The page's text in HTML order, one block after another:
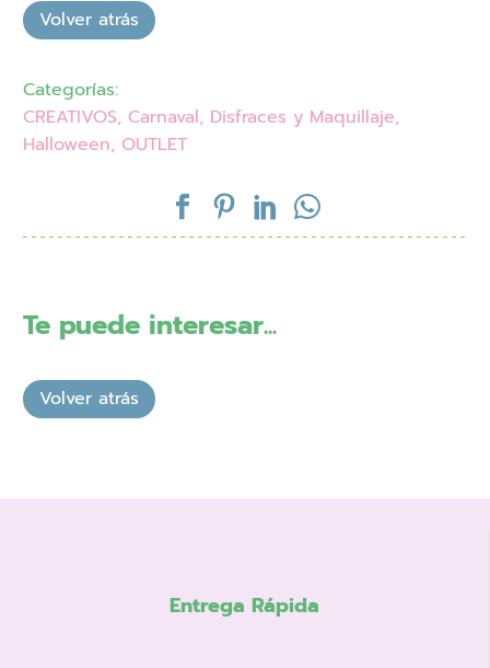
Categorías:
CREATIVOS, Carnaval, Disfraces y Maquillaje,
Halloween, OUTLET
Te puede interesar...
Entrega Rápida